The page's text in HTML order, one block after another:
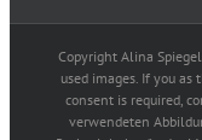
Copyright Alina
used images. If you
consent is required,
verwendeten